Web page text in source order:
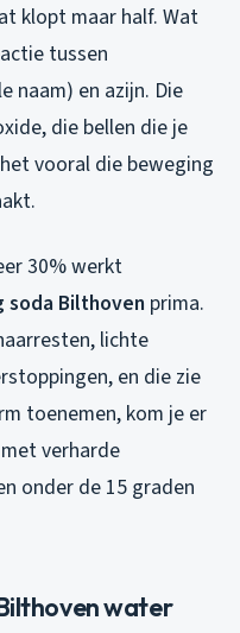
klopt maar half. Wat
tussen
naam) en azijn. Die
die bellen die je
vooral die beweging
30% werkt
Bilthoven prima.
lichte
en die zie
toenemen, kom je er
verharde
onder de 15 graden
water